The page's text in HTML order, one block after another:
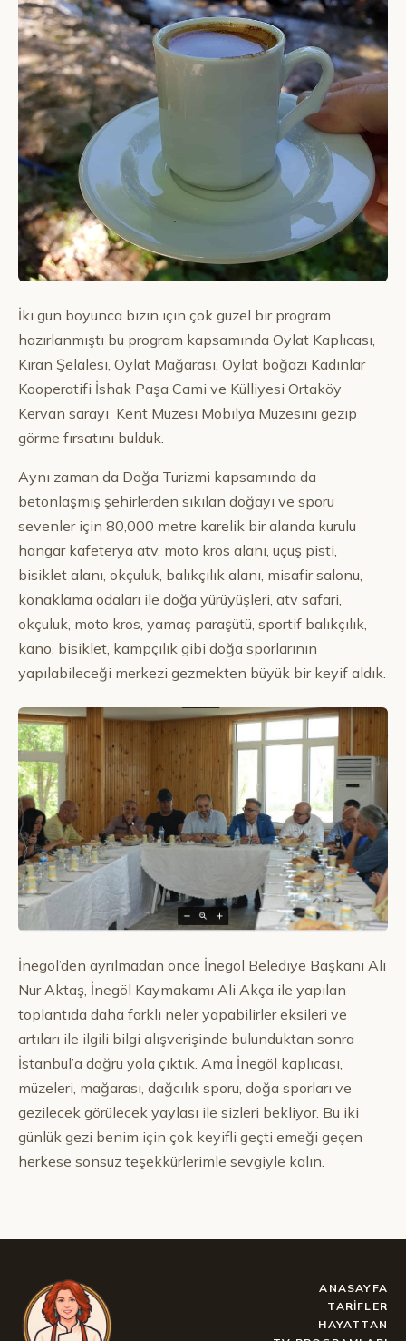
İki gün boyunca bizin için çok güzel bir program
hazırlanmıştı bu program kapsamında Oylat Kaplıcası,
Kıran Şelalesi, Oylat Mağarası, Oylat boğazı Kadınlar
Kooperatifi İshak Paşa Cami ve Külliyesi Ortaköy
Kervan sarayı Kent Müzesi Mobilya Müzesini gezip
görme fırsatını bulduk.
Aynı zaman da Doğa Turizmi kapsamında da
betonlaşmış şehirlerden sıkılan doğayı ve sporu
sevenler için 80,000 metre karelik bir alanda kurulu
hangar kafeterya atv, moto kros alanı, uçuş pisti,
bisiklet alanı, okçuluk, balıkçılık alanı, misafir salonu,
konaklama odaları ile doğa yürüyüşleri, atv safari,
okçuluk, moto kros, yamaç paraşütü, sportif balıkçılık,
kano, bisiklet, kampçılık gibi doğa sporlarının
yapılabileceği merkezi gezmekten büyük bir keyif aldık.
İnegöl’den ayrılmadan önce İnegöl Belediye Başkanı Ali
Nur Aktaş, İnegöl Kaymakamı Ali Akça ile yapılan
toplantıda daha farklı neler yapabilirler eksileri ve
artıları ile ilgili bilgi alışverişinde bulunduktan sonra
İstanbul’a doğru yola çıktık. Ama İnegöl kaplıcası,
müzeleri, mağarası, dağcılık sporu, doğa sporları ve
gezilecek görülecek yaylası ile sizleri bekliyor. Bu iki
günlük gezi benim için çok keyifli geçti emeği geçen
herkese sonsuz teşekkürlerimle sevgiyle kalın.
ANASAYFA
TARIFLER
HAYATTAN